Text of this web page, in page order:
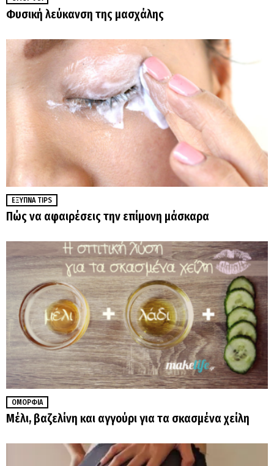
Φυσική λεύκανση της μασχάλης
ΈΞΥΠΝΑ TIPS
Πώς να αφαιρέσεις την επίμονη μάσκαρα
ΟΜΟΡΦΙΆ
Μέλι, βαζελίνη και αγγούρι για τα σκασμένα χείλη